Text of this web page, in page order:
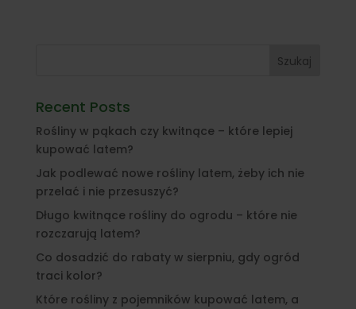
Szukaj
Recent Posts
Rośliny w pąkach czy kwitnące – które lepiej
kupować latem?
Jak podlewać nowe rośliny latem, żeby ich nie
przelać i nie przesuszyć?
Długo kwitnące rośliny do ogrodu – które nie
rozczarują latem?
Co dosadzić do rabaty w sierpniu, gdy ogród
traci kolor?
Które rośliny z pojemników kupować latem, a